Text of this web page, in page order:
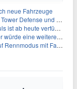
neue Fahrzeuge
Kombo kehrt zurück
ab heute verfügbar
Verschiebung nicht überraschen
mit Fahrzeugen hin